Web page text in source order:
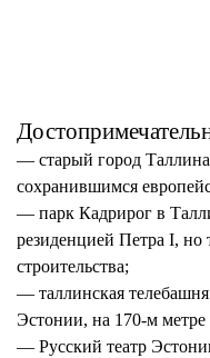
— старый город
сохранившимся
— парк Кадрирог в
резиденцией Петра I, но
строительства;
— таллинская
Эстонии, на 170-м метре
— Русский театр